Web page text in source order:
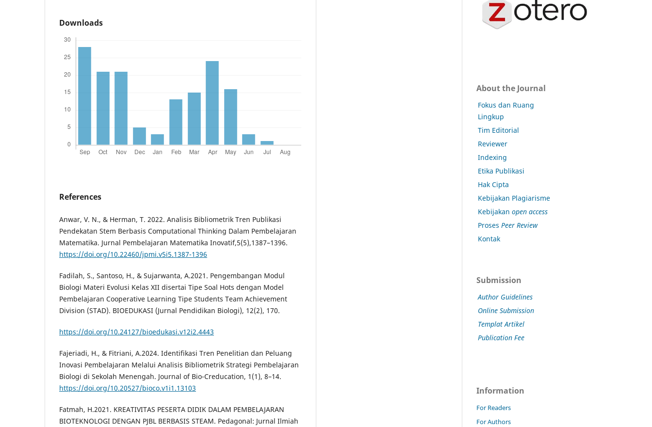
Downloads
References
Anwar, V. N., & Herman, T. 2022. Analisis Bibliometrik Tren Publikasi
Pendekatan Stem Berbasis Computational Thinking Dalam Pembelajaran
Matematika. Jurnal Pembelajaran Matematika Inovatif,5(5),1387–1396.
https://doi.org/10.22460/jpmi.v5i5.1387-1396
Fadilah, S., Santoso, H., & Sujarwanta, A.2021. Pengembangan Modul
Biologi Materi Evolusi Kelas XII disertai Tipe Soal Hots dengan Model
Pembelajaran Cooperative Learning Tipe Students Team Achievement
Division (STAD). BIOEDUKASI (Jurnal Pendidikan Biologi), 12(2), 170.
https://doi.org/10.24127/bioedukasi.v12i2.4443
Fajeriadi, H., & Fitriani, A.2024. Identifikasi Tren Penelitian dan Peluang
Inovasi Pembelajaran Melalui Analisis Bibliometrik Strategi Pembelajaran
Biologi di Sekolah Menengah. Journal of Bio-Creducation, 1(1), 8–14.
https://doi.org/10.20527/bioco.v1i1.13103
Fatmah, H.2021. KREATIVITAS PESERTA DIDIK DALAM PEMBELAJARAN
BIOTEKNOLOGI DENGAN PJBL BERBASIS STEAM. Pedagonal: Jurnal Ilmiah
About the Journal
Fokus dan Ruang
Lingkup
Tim Editorial
Reviewer
Indexing
Etika Publikasi
Hak Cipta
Kebijakan Plagiarisme
Kebijakan open access
Proses Peer Review
Kontak
Submission
Author Guidelines
Online Submission
Templat Artikel
Publication Fee
Information
For Readers
For Authors